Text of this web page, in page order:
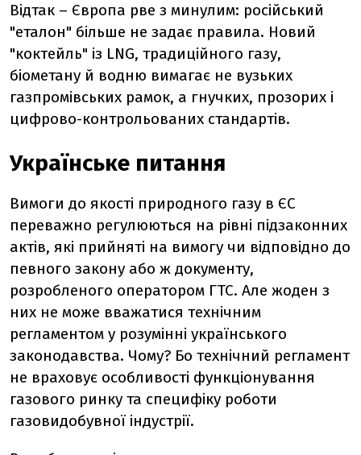
Відтак – Європа рве з минулим: російський
"еталон" більше не задає правила. Новий
"коктейль" із LNG, традиційного газу,
біометану й водню вимагає не вузьких
газпромівських рамок, а гнучких, прозорих і
цифрово-контрольованих стандартів.
Українське питання
Вимоги до якості природного газу в ЄС
переважно регулюються на рівні підзаконних
актів, які прийняті на вимогу чи відповідно до
певного закону або ж документу,
розробленого оператором ГТС. Але жоден з
них не може вважатися технічним
регламентом у розумінні українського
законодавства. Чому? Бо технічний регламент
не враховує особливості функціонування
газового ринку та специфіку роботи
газовидобувної індустрії.